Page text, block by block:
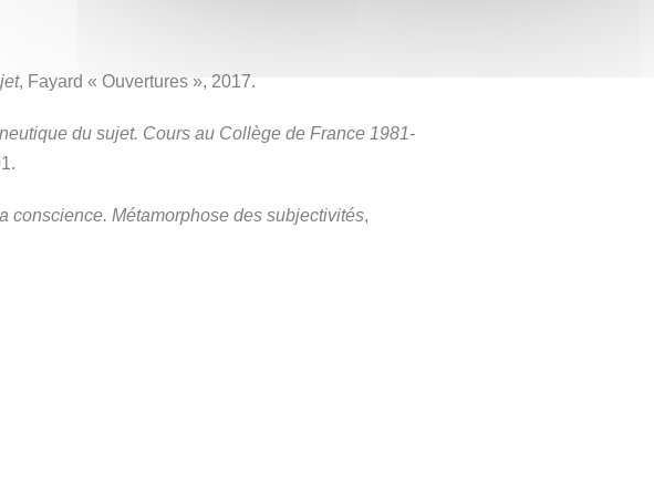
, Fayard « Ouvertures », 2017.
du sujet. Cours au Collège de France 1981-
conscience. Métamorphose des subjectivités,